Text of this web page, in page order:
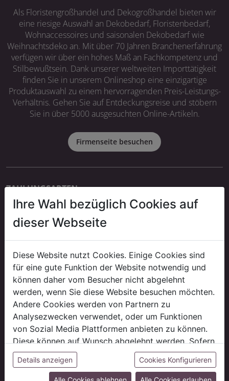
Als Floristengroßhandel und Dekogroßhandel bieten wir
eine riesige Auswahl an Dekobedarf, Floristenbedarf,
Wohnaccessoires und saisonalen Dekobedarf wie
Weihnachtsdeko an. Mit über 70 Jahren Branchenerfahrung
verfügen wir über ein hohes Maß an Fachkompetenz und
Stilbewußtsein. Dank unserer weltweiten Importtätigkeit
finden Sie in unserem Onlineshop eine einzigartige
Produktauswahl zu einem hervorragenden Preis-Leistungs-
Verhältnis. Gehen Sie auf Entdeckungsreise und stöbern
Sie in über 5000 ausgesuchten Online-Artikeln.
Firmenseite besuchen
ZAHLUNGSARTEN
Bankeinzug
LIEFERUNG
*Gratis Lieferung!
Versandkostenfrei innerhalb Deutschlands ab 500 € Auftragswert
(ausgenommen evtl. anfallende Speditions-/ Sperrgutkosten).
Liefer- und Versandkosten
CASH & CARRY
Besuchen Sie unsere Abholmärkte Neben unseren Onlineangebot
finden Sie dort auch ein riesiges Sortiment an tagesaktueller Ware
Ihre Wahl bezüglich Cookies auf
dieser Webseite
Diese Website nutzt Cookies. Einige Cookies sind
für eine gute Funktion der Website notwendig und
können daher vom Besucher nicht abgelehnt
werden, wenn Sie diese Website besuchen möchten.
Andere Cookies werden von Partnern zu
Analysezwecken verwendet, oder um Funktionen
von Sozial Media Plattformen anbieten zu können.
Diese können auf Wunsch abgelehnt werden. Sofern
sie unsere Webseite weiter nutzen, geben Sie
Einwilligung zu unseren Cookies.
Details anzeigen Cookies Konfigurieren